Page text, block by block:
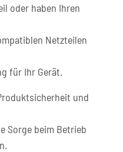
oder haben Ihren
Netzteilen
für Ihr Gerät.
und
Sorge beim Betrieb